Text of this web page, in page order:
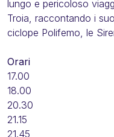
lungo e pericoloso
Troia, raccontando i
ciclope Polifemo, le
Orari
17.00
18.00
20.30
21.15
21.45